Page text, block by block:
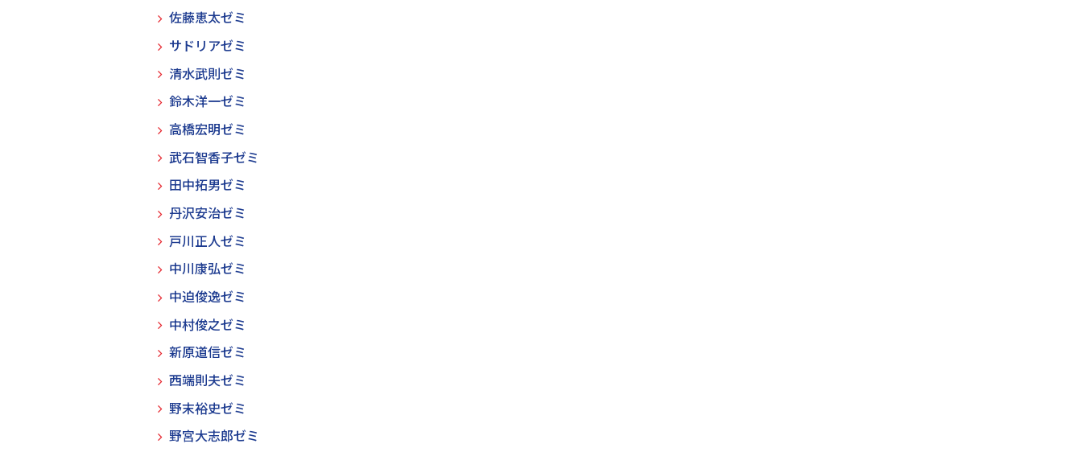
佐藤恵太ゼミ
サドリアゼミ
清水武則ゼミ
鈴木洋一ゼミ
高橋宏明ゼミ
武石智香子ゼミ
田中拓男ゼミ
丹沢安治ゼミ
戸川正人ゼミ
中川康弘ゼミ
中迫俊逸ゼミ
中村俊之ゼミ
新原道信ゼミ
西端則夫ゼミ
野末裕史ゼミ
野宮大志郎ゼミ